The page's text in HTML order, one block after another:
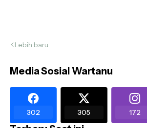
Lebih baru
Media Sosial Wartanu
302 305 172